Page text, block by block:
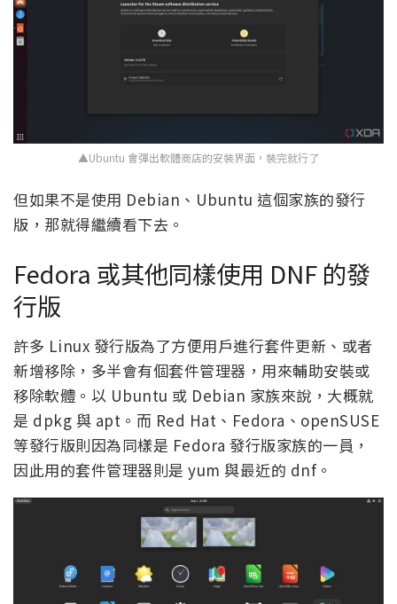
▲Ubuntu 會彈出軟體商店的安裝界面，裝完就行了
但如果不是使用 Debian、Ubuntu 這個家族的發行
版，那就得繼續看下去。
Fedora 或其他同樣使用 DNF 的發
行版
許多 Linux 發行版為了方便用戶進行套件更新、或者
新增移除，多半會有個套件管理器，用來輔助安裝或
移除軟體。以 Ubuntu 或 Debian 家族來說，大概就
是 dpkg 與 apt。而 Red Hat、Fedora、openSUSE
等發行版則因為同樣是 Fedora 發行版家族的一員，
因此用的套件管理器則是 yum 與最近的 dnf。